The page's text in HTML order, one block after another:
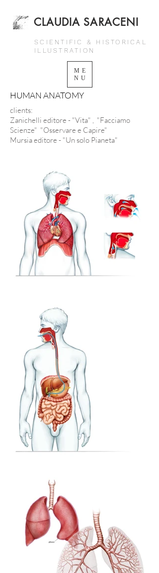
SCIENTIFIC & HISTORICAL
ILLUSTRATION
ME
NU
CLAUDIA SARACENI
HUMAN ANATOMY
clients:
Zanichelli editore - "Vita" , "Facciamo
Scienze" "Osservare e Capire"
Mursia editore - "Un solo Pianeta"